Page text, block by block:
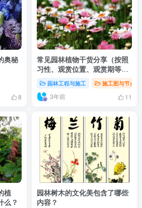
奥秘
8
常见园林植物干货分享（按照
习性、观赏位置、观赏期等详
细罗列）
园林工程与施工 施工图与节点
3年前 11
植
么？
园林树木的文化美包含了哪些
内容？